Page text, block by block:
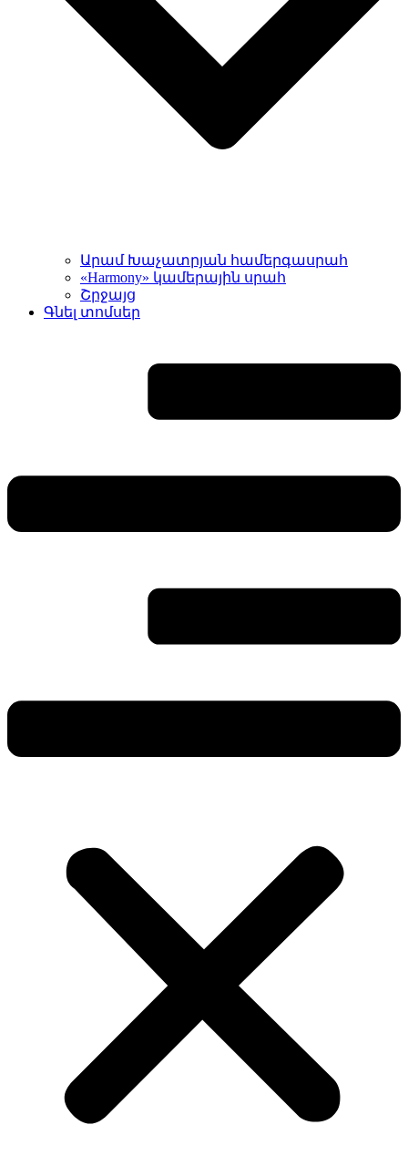
Արամ Խաչատրյան համերգասրահ
«Harmony» կամերային սրահ
Շրջայց
Գնել տոմսեր